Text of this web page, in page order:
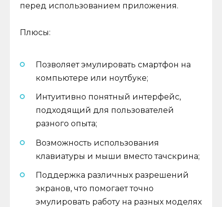
перед использованием приложения.
Плюсы:
Позволяет эмулировать смартфон на
компьютере или ноутбуке;
Интуитивно понятный интерфейс,
подходящий для пользователей
разного опыта;
Возможность использования
клавиатуры и мыши вместо тачскрина;
Поддержка различных разрешений
экранов, что помогает точно
эмулировать работу на разных моделях